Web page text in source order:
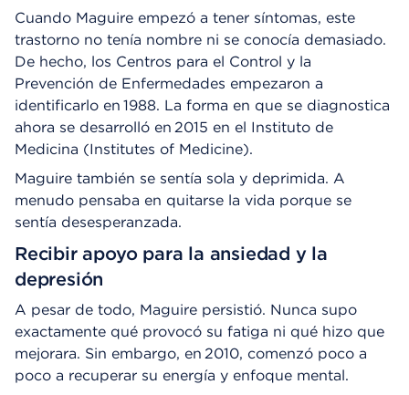
Cuando Maguire empezó a tener síntomas, este
trastorno no tenía nombre ni se conocía demasiado.
De hecho, los Centros para el Control y la
Prevención de Enfermedades empezaron a
identificarlo en 1988. La forma en que se diagnostica
ahora se desarrolló en 2015 en el Instituto de
Medicina (Institutes of Medicine).
Maguire también se sentía sola y deprimida. A
menudo pensaba en quitarse la vida porque se
sentía desesperanzada.
Recibir apoyo para la ansiedad y la
depresión
A pesar de todo, Maguire persistió. Nunca supo
exactamente qué provocó su fatiga ni qué hizo que
mejorara. Sin embargo, en 2010, comenzó poco a
poco a recuperar su energía y enfoque mental.